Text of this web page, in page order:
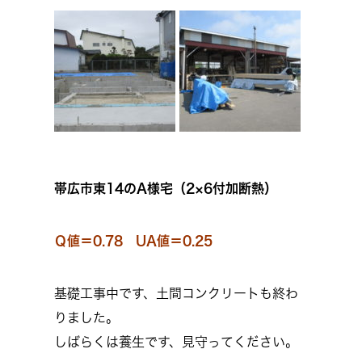
帯広市東14のA様宅（2×6付加断熱）
Ｑ値＝0.78 UA値＝0.25
基礎工事中です、土間コンクリートも終わ
りました。
しばらくは養生です、見守ってください。